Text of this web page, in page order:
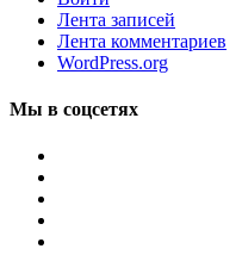
Лента записей
Лента комментариев
WordPress.org
Мы в соцсетях